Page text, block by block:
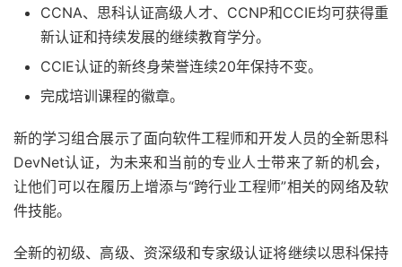
CCNA、思科认证高级人才、CCNP和CCIE均可获得重
新认证和持续发展的继续教育学分。
CCIE认证的新终身荣誉连续20年保持不变。
完成培训课程的徽章。
新的学习组合展示了面向软件工程师和开发人员的全新思科
DevNet认证，为未来和当前的专业人士带来了新的机会，
让他们可以在履历上增添与“跨行业工程师”相关的网络及软
件技能。
全新的初级、高级、资深级和专家级认证将继续以思科保持